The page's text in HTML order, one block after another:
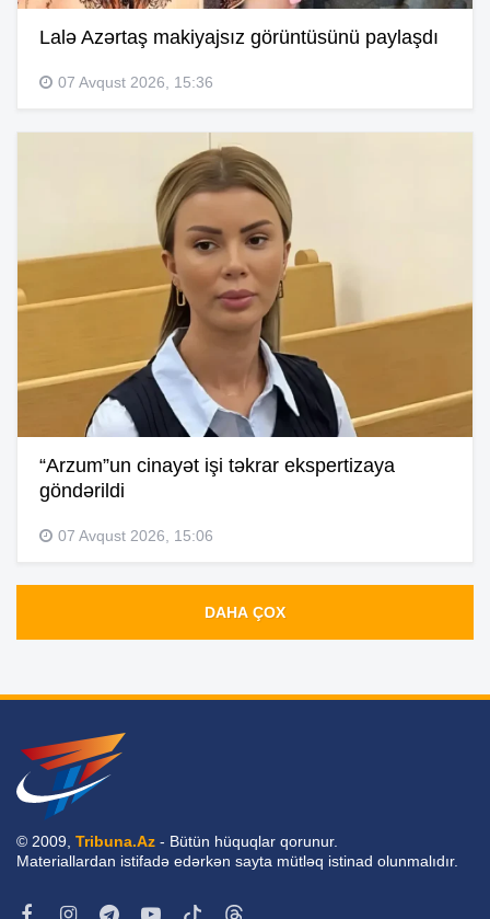
Lalə Azərtaş makiyajsız görüntüsünü paylaşdı
07 Avqust 2026, 15:36
“Arzum”un cinayət işi təkrar ekspertizaya
göndərildi
07 Avqust 2026, 15:06
DAHA ÇOX
© 2009, Tribuna.Az - Bütün hüquqlar qorunur.
Materiallardan istifadə edərkən sayta mütləq istinad olunmalıdır.